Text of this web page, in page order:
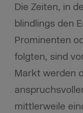
Die Zeiten, in
blindlings den
Prominenten
folgten, sind
Markt werden
mittlerweile